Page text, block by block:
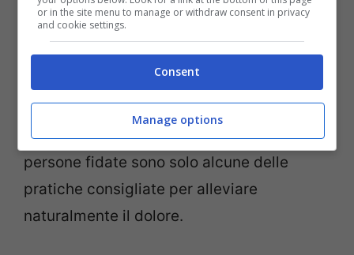
quasi sempre presente in qualche misura,
esistono strategie efficaci per gestirlo
senza ricorrere a farmaci.
liberodurante il travaglio,immersione in
acquaed essere accompagnate da
persone fidate sono solo alcune delle
pratiche consigliate per alleviare
naturalmente il dolore.
or in the site menu to manage or withdraw consent in privacy
and cookie settings.
Consent
Manage options